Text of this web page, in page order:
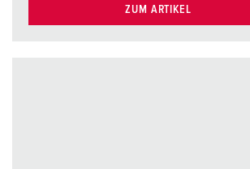
ZUM ARTIKEL